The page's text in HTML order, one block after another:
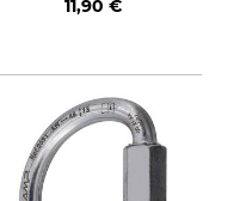
11,90 €